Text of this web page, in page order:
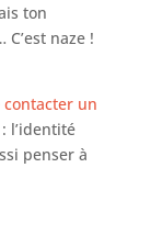
ton
naze !
contacter un
l’identité
penser à